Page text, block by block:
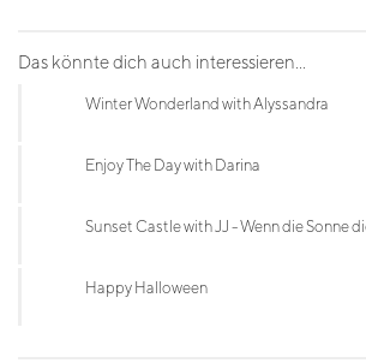
Das könnte dich auch interessieren...
Winter Wonderland with Alyssandra
Enjoy The Day with Darina
Sunset Castle with JJ - Wenn die Sonne
Happy Halloween